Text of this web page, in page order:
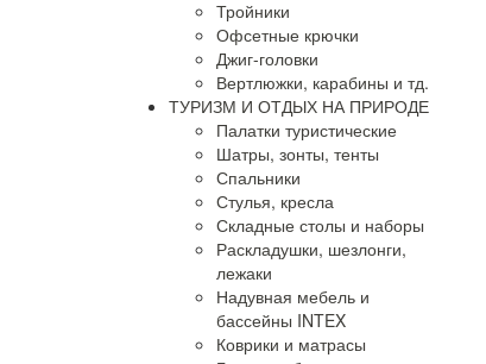
Тройники
Офсетные крючки
Джиг-головки
Вертлюжки, карабины и тд.
ТУРИЗМ И ОТДЫХ НА ПРИРОДЕ
Палатки туристические
Шатры, зонты, тенты
Спальники
Стулья, кресла
Складные столы и наборы
Раскладушки, шезлонги,
лежаки
Надувная мебель и
бассейны INTEX
Коврики и матрасы